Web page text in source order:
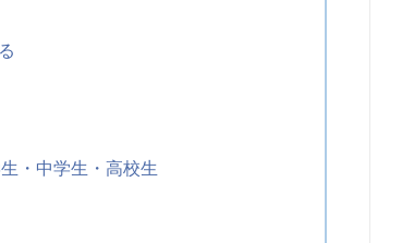
・中学生・高校生
Date: